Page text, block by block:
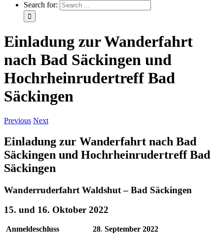
Search for:
Einladung zur Wanderfahrt
nach Bad Säckingen und
Hochrheinrudertreff Bad
Säckingen
Previous Next
Einladung zur Wanderfahrt nach Bad
Säckingen und Hochrheinrudertreff Bad
Säckingen
Wanderruderfahrt Waldshut – Bad Säckingen
15. und 16. Oktober 2022
Anmeldeschluss 28. September 2022